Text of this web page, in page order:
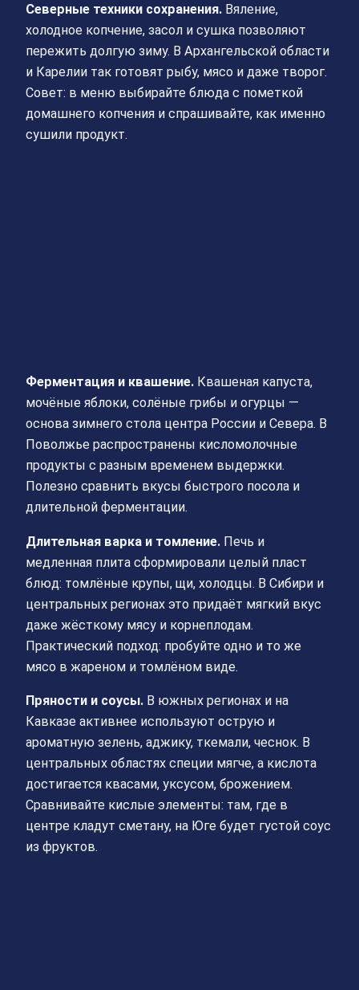
Северные техники сохранения. Вяление,
холодное копчение, засол и сушка позволяют
пережить долгую зиму. В Архангельской области
и Карелии так готовят рыбу, мясо и даже творог.
Совет: в меню выбирайте блюда с пометкой
домашнего копчения и спрашивайте, как именно
сушили продукт.
Ферментация и квашение. Квашеная капуста,
мочёные яблоки, солёные грибы и огурцы —
основа зимнего стола центра России и Севера. В
Поволжье распространены кисломолочные
продукты с разным временем выдержки.
Полезно сравнить вкусы быстрого посола и
длительной ферментации.
Длительная варка и томление. Печь и
медленная плита сформировали целый пласт
блюд: томлёные крупы, щи, холодцы. В Сибири и
центральных регионах это придаёт мягкий вкус
даже жёсткому мясу и корнеплодам.
Практический подход: пробуйте одно и то же
мясо в жареном и томлёном виде.
Пряности и соусы. В южных регионах и на
Кавказе активнее используют острую и
ароматную зелень, аджику, ткемали, чеснок. В
центральных областях специи мягче, а кислота
достигается квасами, уксусом, брожением.
Сравнивайте кислые элементы: там, где в
центре кладут сметану, на Юге будет густой соус
из фруктов.